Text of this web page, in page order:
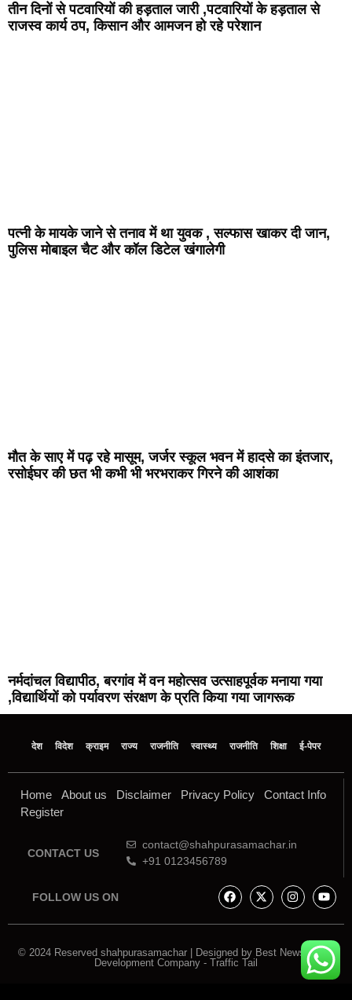
तीन दिनों से पटवारियों की हड़ताल जारी ,पटवारियों के हड़ताल से
राजस्व कार्य ठप, किसान और आमजन हो रहे परेशान
पत्नी के मायके जाने से तनाव में था युवक , सल्फास खाकर दी जान,
पुलिस मोबाइल चैट और कॉल डिटेल खंगालेगी
मौत के साए में पढ़ रहे मासूम, जर्जर स्कूल भवन में हादसे का इंतजार,
रसोईघर की छत भी कभी भी भरभराकर गिरने की आशंका
नर्मदांचल विद्यापीठ, बरगांव में वन महोत्सव उत्साहपूर्वक मनाया गया
,विद्यार्थियों को पर्यावरण संरक्षण के प्रति किया गया जागरूक
देश विदेश क्राइम राज्य राजनीति स्वास्थ्य राजनीति शिक्षा ई-पेपर
Home About us Disclaimer Privacy Policy
Contact Info
Register
CONTACT US
contact@shahpurasamachar.in
+91 0123456789
FOLLOW US ON
© 2024 Reserved shahpurasamachar | Designed by Best News Portal
Development Company - Traffic Tail